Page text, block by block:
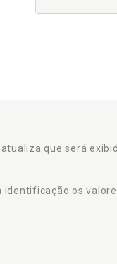
que será
os